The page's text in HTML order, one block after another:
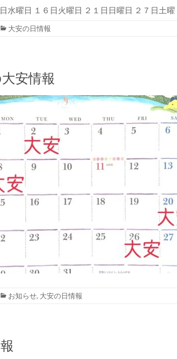
水曜日 １６日火曜日 ２１日日曜日 ２７日土曜
大安の日情報
安情報
お知らせ, 大安の日情報